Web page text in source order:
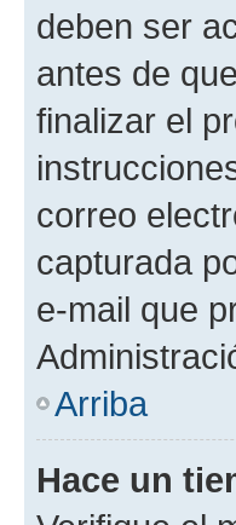
deben ser
antes de
finalizar el
correo
capturada
e-mail que
Arriba
Hace un